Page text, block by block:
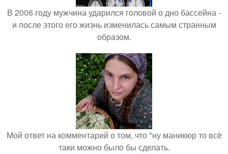
В 2006 году мужчина ударился головой о дно бассейна -
и после этого его жизнь изменилась самым странным
образом.
Мой ответ на комментарий о том, что "ну маникюр то всё
таки можно было бы сделать.